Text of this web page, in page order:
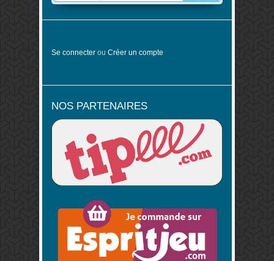
Se connecter ou Créer un compte
NOS PARTENAIRES